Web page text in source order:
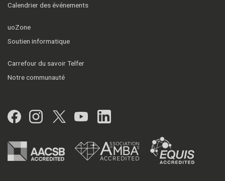
Calendrier des événements
uoZone
Soutien informatique
Carrefour du savoir Telfer
Notre communauté
Facebook
Instagram
Twitter
YouTubeLinkedIn